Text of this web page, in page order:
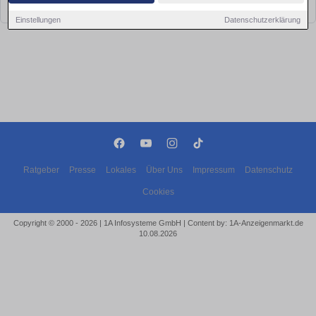
Einstellungen Datenschutzerklärung
bald wieder vorbei!
Ratgeber Presse Lokales Über Uns Impressum Datenschutz
Cookies
Copyright © 2000 - 2026 | 1A Infosysteme GmbH | Content by: 1A-Anzeigenmarkt.de
10.08.2026